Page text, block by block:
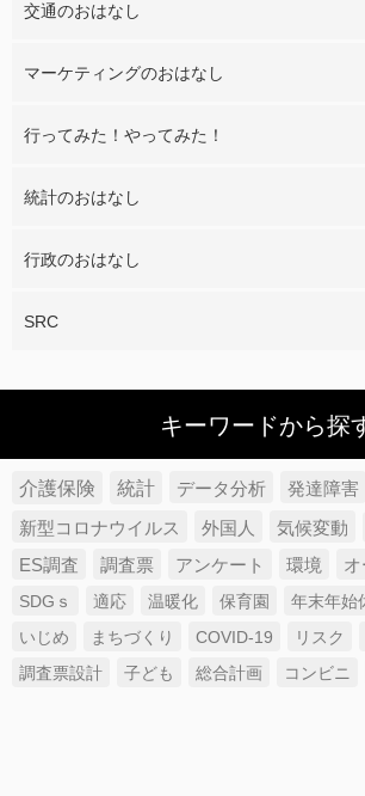
交通のおはなし
マーケティングのおはなし
行ってみた！やってみた！
統計のおはなし
行政のおはなし
SRC
キーワードから探
介護保険 統計 データ分析
発達障害
新型コロナウイルス
外国人 気候変動
ES調査
調査票 アンケート 環境
オ
SDGｓ
適応 温暖化 保育園 年末年始
いじめ
まちづくり COVID-19 リスク
調査票設計
子ども 総合計画 コンビニ